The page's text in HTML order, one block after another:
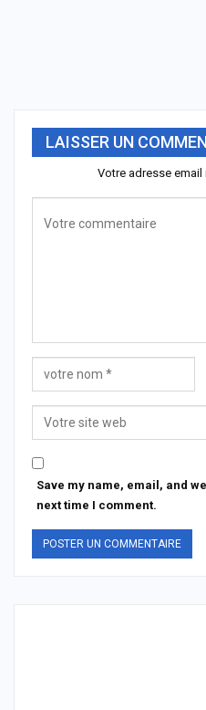
LAISSER UN
Votre adresse
Save my name, email, and
next time I comment.